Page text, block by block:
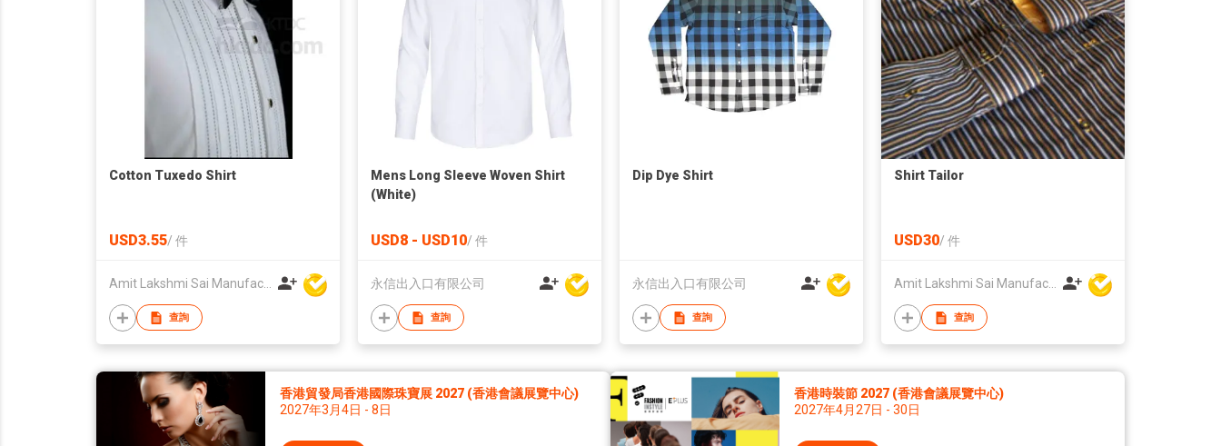
Cotton Tuxedo Shirt
USD3.55/ 件
查詢
Mens Long Sleeve Woven Shirt
(White)
USD8 - USD10/ 件
永信出入口有限公司
查詢
Dip Dye Shirt
永信出入口有限公司
查詢
Shirt Tailor
USD30/ 件
查詢
香港貿發局香港國際珠寶展 2027 (香港會議展覽中心)
2027年3月4日 - 8日
香港時裝節 2027 (香港會議展覽中心)
2027年4月27日 - 30日